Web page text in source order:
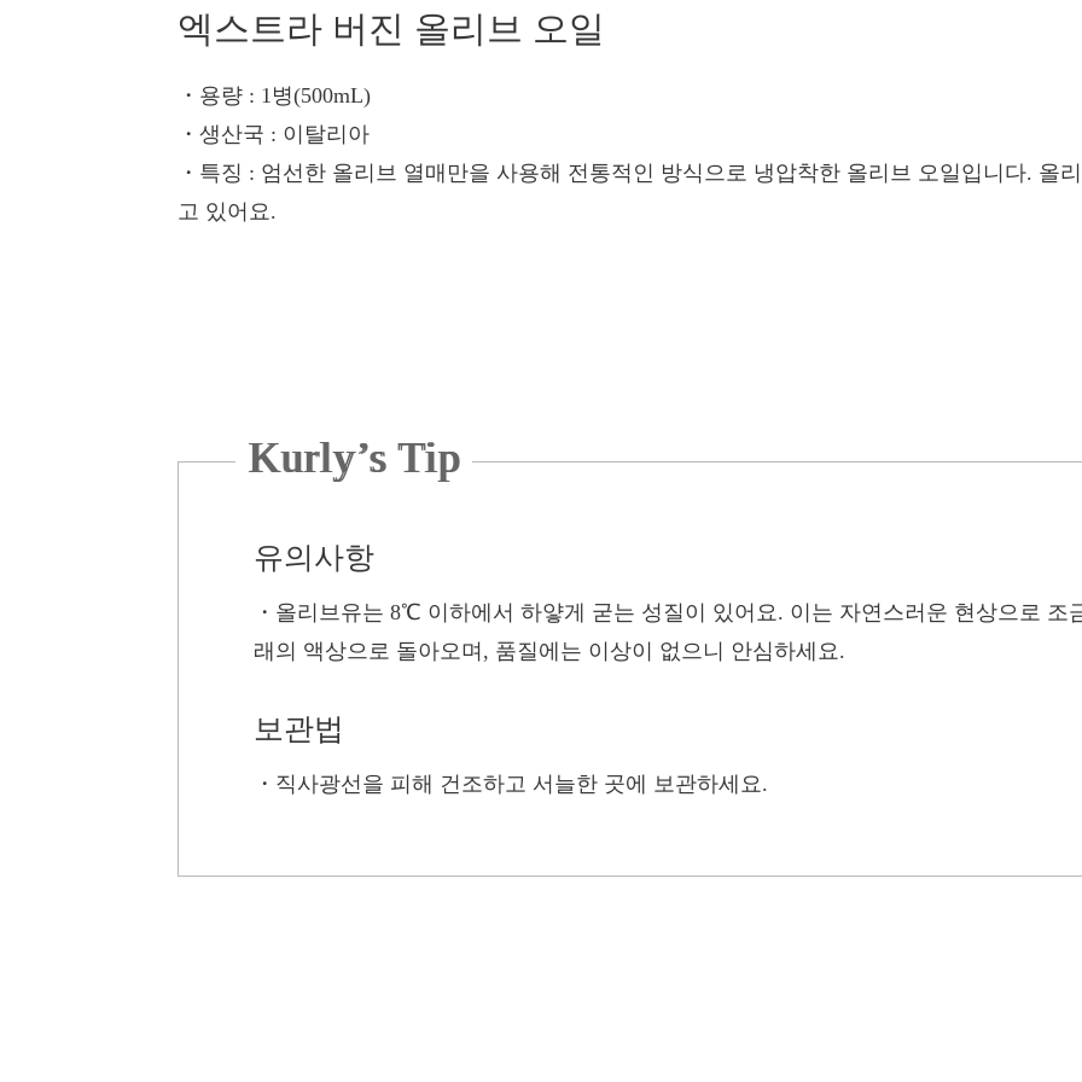
엑스트라 버진 올리브 오일
・용량 : 1병(500mL)
・생산국 : 이탈리아
・특징 : 엄선한 올리브 열매만을 사용해 전통적인 방식으로 냉압착한 올리브 오일입니다. 올
고 있어요.
Kurly’s Tip
유의사항
・ 올리브유는 8℃ 이하에서 하얗게 굳는 성질이 있어요. 이는 자연스러운 현상으로 조
래의 액상으로 돌아오며, 품질에는 이상이 없으니 안심하세요.
보관법
・ 직사광선을 피해 건조하고 서늘한 곳에 보관하세요.